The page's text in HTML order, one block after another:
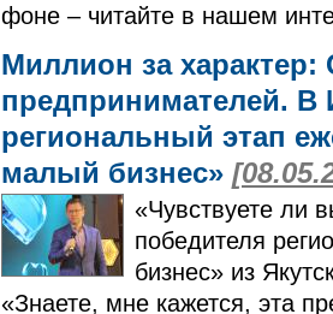
фоне – читайте в нашем
Миллион за характер:
предпринимателей. В
региональный этап
малый бизнес»
«Чувствуете ли
победителя
бизнес» из
«Знаете, мне кажется, эта